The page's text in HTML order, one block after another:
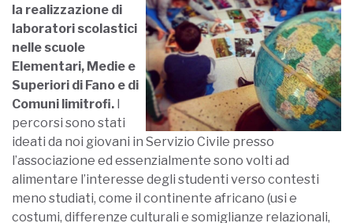
la realizzazione di
laboratori scolastici
nelle scuole
Elementari, Medie e
Superiori di Fano e di
Comuni limitrofi.
percorsi sono stati
ideati da noi giovani in Servizio Civile presso
l’associazione ed essenzialmente sono volti ad
alimentare l’interesse degli studenti verso contesti
meno studiati, come il continente africano (usi e
costumi, differenze cultural i e somiglianze relazionali,